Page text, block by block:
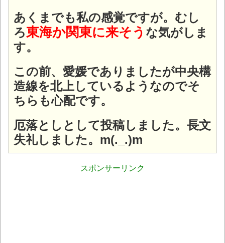
あくまでも私の感覚ですが。むし
ろ東海か関東に来そう な気がしま
す。
この前、愛媛でありましたが中央構
造線を北上しているようなのでそ
ちらも心配です。
厄落としとして投稿しました。長文
失礼しました。m(._.)m
スポンサーリンク